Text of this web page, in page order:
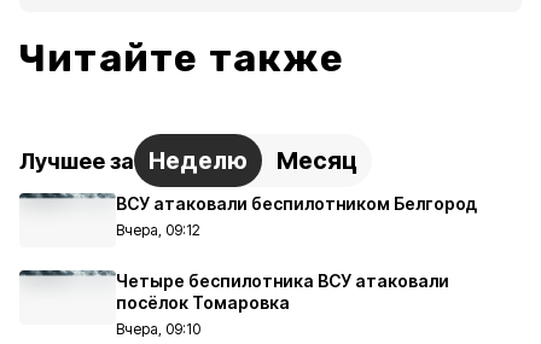
Читайте также
Лучшее за Неделю Месяц
ВСУ атаковали беспилотником Белгород
Вчера, 09:12
Четыре беспилотника ВСУ атаковали
посёлок Томаровка
Вчера, 09:10